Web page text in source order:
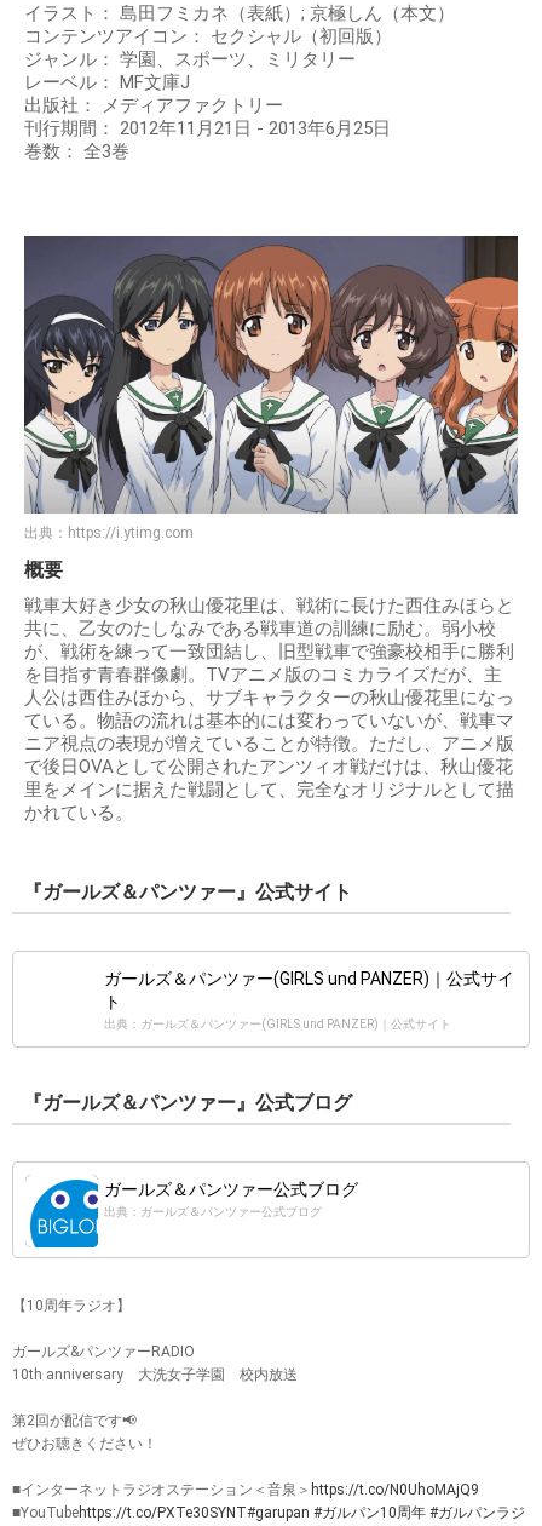
イラスト： 島田フミカネ（表紙）; 京極しん（本文）
コンテンツアイコン： セクシャル（初回版）
ジャンル： 学園、スポーツ、ミリタリー
レーベル： MF文庫J
出版社： メディアファクトリー
刊行期間： 2012年11月21日 - 2013年6月25日
巻数： 全3巻
出典： https://i.ytimg.com
概要
戦車大好き少女の秋山優花里は、戦術に長けた西住みほらと
共に、乙女のたしなみである戦車道の訓練に励む。弱小校
が、戦術を練って一致団結し、旧型戦車で強豪校相手に勝利
を目指す青春群像劇。TVアニメ版のコミカライズだが、主
人公は西住みほから、サブキャラクターの秋山優花里になっ
ている。物語の流れは基本的には変わっていないが、戦車マ
ニア視点の表現が増えていることが特徴。ただし、アニメ版
で後日OVAとして公開されたアンツィオ戦だけは、秋山優花
里をメインに据えた戦闘として、完全なオリジナルとして描
かれている。
『ガールズ＆パンツァー』公式サイト
ガールズ＆パンツァー(GIRLS und PANZER)｜公式サイ
ト
出典：ガールズ＆パンツァー(GIRLS und PANZER)｜公式サイト
『ガールズ＆パンツァー』公式ブログ
ガールズ＆パンツァー公式ブログ
出典：ガールズ＆パンツァー公式ブログ
【10周年ラジオ】
ガールズ&パンツァーRADIO
10th anniversary 大洗女子学園 校内放送
第2回が配信です📢
ぜひお聴きください！
■インターネットラジオステーション＜音泉＞ https://t.co/N0UhoMAjQ9
■YouTubehttps://t.co/PXTe30SYNT#garupan #ガルパン10周年 #ガルパンラジ